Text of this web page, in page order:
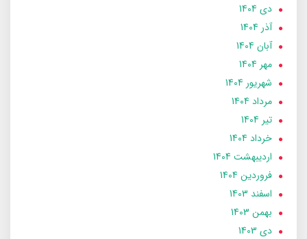
دی 1404
آذر 1404
آبان 1404
مهر 1404
شهریور 1404
مرداد 1404
تير 1404
خرداد 1404
ارديبهشت 1404
فروردین 1404
اسفند 1403
بهمن 1403
دی 1403